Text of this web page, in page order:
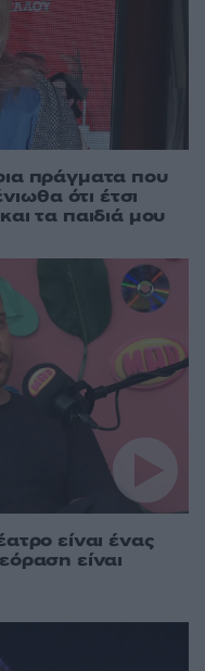
πράγματα που
ότι έτσι
τα παιδιά μου
είναι ένας
είναι